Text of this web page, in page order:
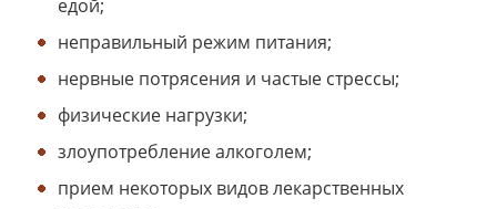
едой;
неправильный режим питания;
нервные потрясения и частые стрессы;
физические нагрузки;
злоупотребление алкоголем;
прием некоторых видов лекарственных